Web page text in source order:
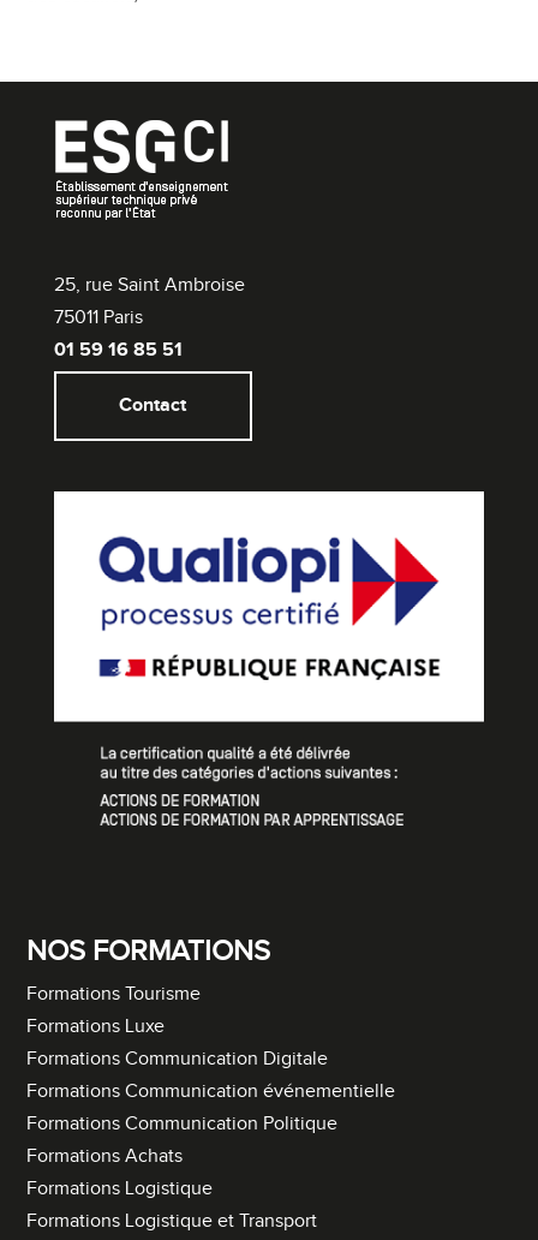
25, rue Saint Ambroise
75011 Paris
01 59 16 85 51
Contact
NOS FORMATIONS
Formations Tourisme
Formations Luxe
Formations Communication Digitale
Formations Communication événementielle
Formations Communication Politique
Formations Achats
Formations Logistique
Formations Logistique et Transport